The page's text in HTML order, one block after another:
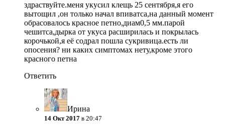
здраствуйте.меня укусил клещь 25 сентября,я его
вытощил ,он только начал впиватса,на данный момент
обрасовалось красное петно,диам0,5 мм.парой
чешитса,дырка от укуса расширилась и покрылась
корочькой,я её содрал пошла сукривица.есть ли
опосения? ни каких симптомах нету,кроме этого
красного петна
Ответить
Ирина
14 Окт 2017 в 20:47